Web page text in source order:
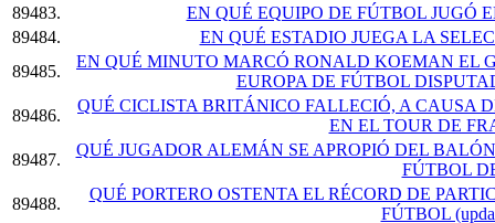
89483.
EN QUÉ EQUIPO DE FÚTBOL JUGÓ
89484.
EN QUÉ ESTADIO JUEGA LA
89485.
EN QUÉ MINUTO MARCÓ RONALD KOEMAN EL
EUROPA DE FÚTBOL
89486.
QUÉ CICLISTA BRITÁNICO FALLECIÓ, A CAUSA
EN EL TOUR DE
89487.
QUÉ JUGADOR ALEMÁN SE APROPIÓ DEL
FÚTBOL
89488.
QUÉ PORTERO OSTENTA EL RÉCORD DE
FÚTBOL